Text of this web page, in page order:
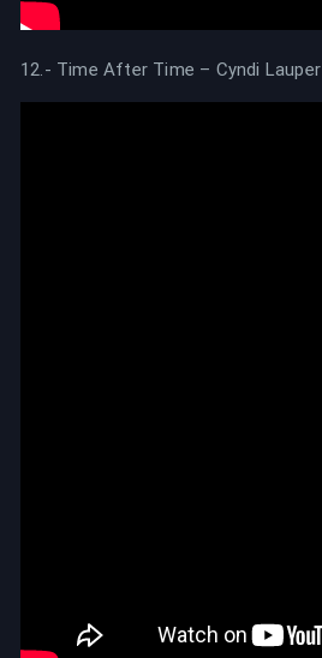
12.- Time After Time – Cyndi Lauper